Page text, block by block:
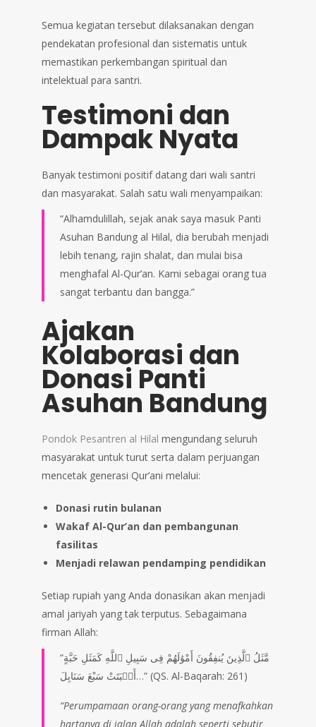
Semua kegiatan tersebut dilaksanakan dengan
pendekatan profesional dan sistematis untuk
memastikan perkembangan spiritual dan
intelektual para santri.
Testimoni dan
Dampak Nyata
Banyak testimoni positif datang dari wali santri
dan masyarakat. Salah satu wali menyampaikan:
“Alhamdulillah, sejak anak saya masuk Panti
Asuhan Bandung al Hilal, dia berubah menjadi
lebih tenang, rajin shalat, dan mulai bisa
menghafal Al-Qur’an. Kami sebagai orang tua
sangat terbantu dan bangga.”
Ajakan
Kolaborasi dan
Donasi Panti
Asuhan Bandung
Pondok Pesantren al Hilal mengundang seluruh
masyarakat untuk turut serta dalam perjuangan
mencetak generasi Qur’ani melalui:
Donasi rutin bulanan
Wakaf Al-Qur’an dan pembangunan
fasilitas
Menjadi relawan pendamping pendidikan
Setiap rupiah yang Anda donasikan akan menjadi
amal jariyah yang tak terputus. Sebagaimana
firman Allah:
“مَّثَلُ ٱلَّذِينَ يُنفِقُونَ أَمْوَٰلَهُمْ فِى سَبِيلِ ٱللَّهِ كَمَثَلِ حَبَّةٍ
أَنۢبَتَتْ سَبْعَ سَنَابِلَ…” (QS. Al-Baqarah: 261)
“Perumpamaan orang-orang yang menafkahkan
hartanya di jalan Allah adalah seperti sebutir